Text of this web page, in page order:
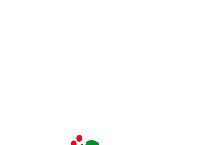
Lotería de Bogotá